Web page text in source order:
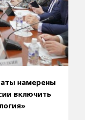
намерены
включить